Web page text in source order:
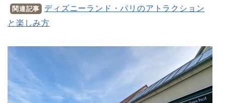
関連記事
ディズニーランド・パリのアトラクション
と楽しみ方